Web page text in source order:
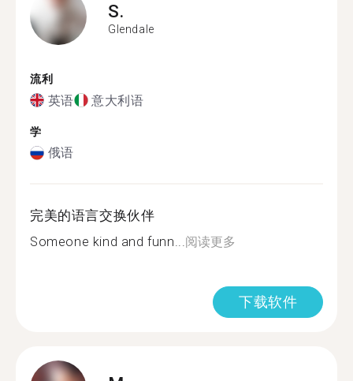
S.
Glendale
流利
英语 意大利语
学
俄语
完美的语言交换伙伴
Someone kind and funn...阅读更多
下载软件